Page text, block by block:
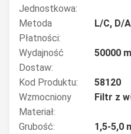
Jednostkowa:
Metoda
Płatności:
L/C, D/
Wydajność
Dostaw:
50000
Kod Produktu:
58120
Wzmocniony
Materiał:
Filtr z
Grubość: 1,5-5,0